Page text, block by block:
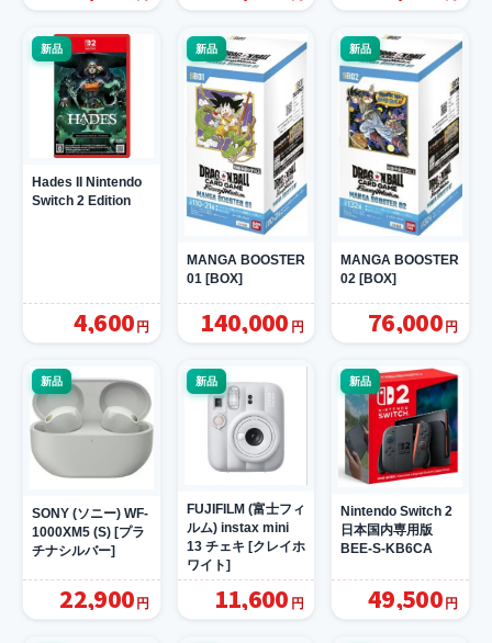
新品
Hades II Nintendo
Switch 2 Edition
4,600 円
新品
MANGA BOOSTER
01 [BOX]
140,000 円
新品
MANGA BOOSTER
02 [BOX]
76,000 円
新品
SONY (ソニー) WF-
1000XM5 (S) [プラ
チナシルバー]
22,900 円
新品
FUJIFILM (富士フィ
ルム) instax mini
13 チェキ [クレイホ
ワイト]
11,600 円
新品
Nintendo Switch 2
日本国内専用版
BEE-S-KB6CA
49,500 円